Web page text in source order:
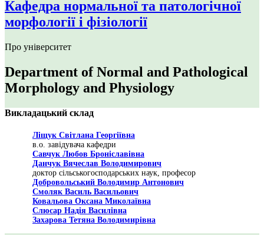
Кафедра нормальної та патологічної
морфології і фізіології
Про університет
Department of Normal and Pathological
Morphology and Physiology
Викладацький склад
Ліщук Світлана Георгіївна
в.о. завідувача кафедри
Савчук Любов Броніславівна
Данчук Вячеслав Володимирович
доктор сільськогосподарських наук, професор
Добровольський Володимир Антонович
Смоляк Василь Васильович
Ковальова Оксана Миколаївна
Слюсар Надія Василівна
Захарова Тетяна Володимирівна